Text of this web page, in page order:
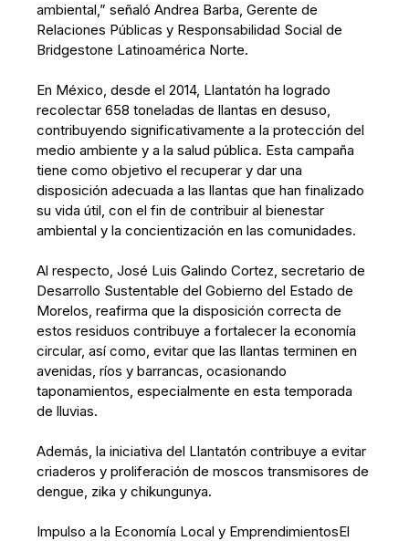
ambiental,” señaló Andrea Barba, Gerente de
Relaciones Públicas y Responsabilidad Social de
Bridgestone Latinoamérica Norte.
En México, desde el 2014, Llantatón ha logrado
recolectar 658 toneladas de llantas en desuso,
contribuyendo significativamente a la protección del
medio ambiente y a la salud pública. Esta campaña
tiene como objetivo el recuperar y dar una
disposición adecuada a las llantas que han finalizado
su vida útil, con el fin de contribuir al bienestar
ambiental y la concientización en las comunidades.
Al respecto, José Luis Galindo Cortez, secretario de
Desarrollo Sustentable del Gobierno del Estado de
Morelos, reafirma que la disposición correcta de
estos residuos contribuye a fortalecer la economía
circular, así como, evitar que las llantas terminen en
avenidas, ríos y barrancas, ocasionando
taponamientos, especialmente en esta temporada
de lluvias.
Además, la iniciativa del Llantatón contribuye a evitar
criaderos y proliferación de moscos transmisores de
dengue, zika y chikungunya.
Impulso a la Economía Local y EmprendimientosEl